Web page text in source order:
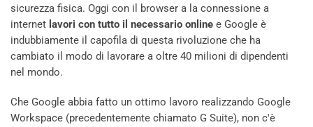
sicurezza fisica. Oggi con il browser a la connessione a
internet lavori con tutto il necessario online e Google è
indubbiamente il capofila di questa rivoluzione che ha
cambiato il modo di lavorare a oltre 40 milioni di dipendenti
nel mondo.
Che Google abbia fatto un ottimo lavoro realizzando Google
Workspace (precedentemente chiamato G Suite), non c'è